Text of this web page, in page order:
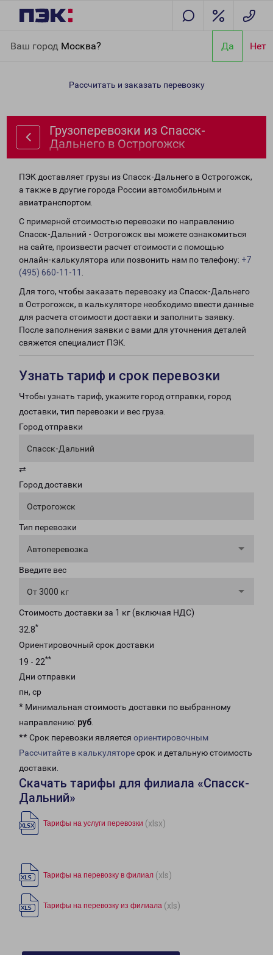
Ваш город Москва? Да Нет
Острогожск
Рассчитать и заказать перевозку
Грузоперевозки из Спасск-
Дальнего в Острогожск
ПЭК доставляет грузы из Спасск-Дальнего в Острогожск,
а также в другие города России автомобильным и
авиатранспортом.
С примерной стоимостью перевозки по направлению
Спасск-Дальний - Острогожск вы можете ознакомиться
на сайте, произвести расчет стоимости с помощью
онлайн-калькулятора или позвонить нам по телефону: +7
(495) 660-11-11
Для того, чтобы заказать перевозку из Спасск-Дальнего
в Острогожск, в калькуляторе необходимо ввести данные
для расчета стоимости доставки и заполнить заявку.
После заполнения заявки с вами для уточнения деталей
свяжется специалист ПЭК.
Узнать тариф и срок перевозки
Чтобы узнать тариф, укажите город отправки, город
доставки, тип перевозки и вес груза.
Город отправки
Спасск-Дальний
⇄
Город доставки
Острогожск
Тип перевозки
Автоперевозка
Введите вес
От 3000 кг
Стоимость доставки за 1 кг (включая НДС)
32.8*
Ориентировочный срок доставки
19 - 22**
Дни отправки
пн, ср
* Минимальная стоимость доставки по выбранному
направлению: руб.
** Срок перевозки является ориентировочным
Рассчитайте в калькуляторесрок и детальную стоимость
доставки.
Скачать тарифы для филиала «Спасск-
Дальний»
Тарифы на услуги перевозки (xlsx)
Тарифы на перевозку в филиал (xls)
Тарифы на перевозку из филиала (xls)